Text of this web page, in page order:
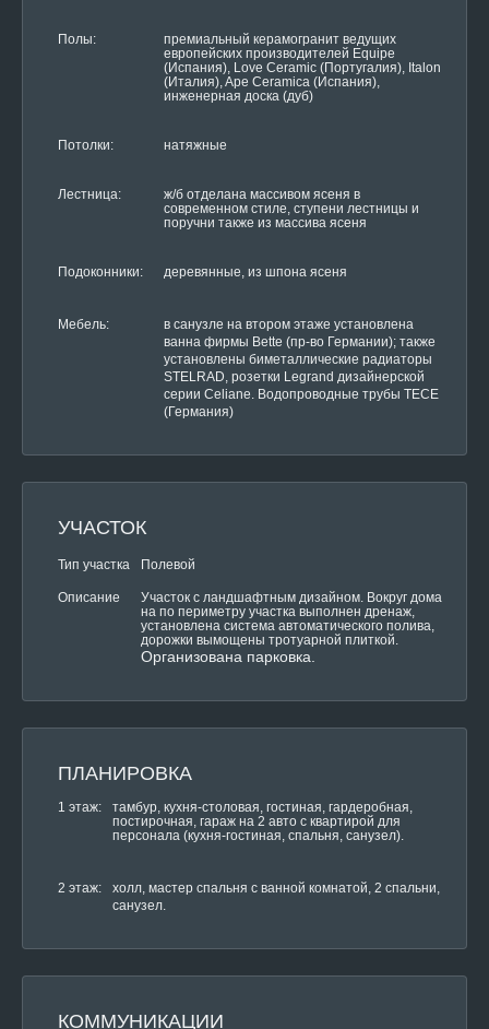
Полы:
премиальный керамогранит ведущих
европейских производителей Equipe
(Испания), Love Ceramic (Португалия), Italon
(Италия), Ape Ceramica (Испания),
инженерная доска (дуб)
Потолки: натяжные
Лестница:
ж/б отделана массивом ясеня в
современном стиле, ступени лестницы и
поручни также из массива ясеня
Подоконники: деревянные, из шпона ясеня
Мебель:
в санузле на втором этаже установлена
ванна фирмы Bette (пр-во Германии); также
установлены биметаллические радиаторы
STELRAD, розетки Legrand дизайнерской
серии Celiane. Водопроводные трубы ТЕСЕ
(Германия)
УЧАСТОК
Тип участка Полевой
Описание
Участок с ландшафтным дизайном. Вокруг дома
на по периметру участка выполнен дренаж,
установлена система автоматического полива,
дорожки вымощены тротуарной плиткой.
Организована парковка.
ПЛАНИРОВКА
1 этаж:
тамбур, кухня-столовая, гостиная, гардеробная,
постирочная, гараж на 2 авто с квартирой для
персонала (кухня-гостиная, спальня, санузел).
2 этаж:
холл, мастер спальня с ванной комнатой, 2 спальни,
санузел.
КОММУНИКАЦИИ